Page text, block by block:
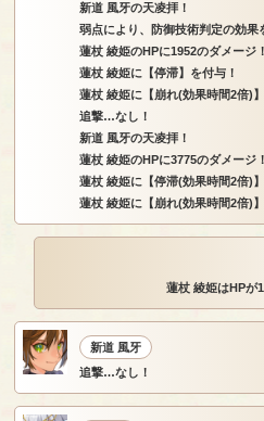
新道 風牙の天凌拝！
弱点により、防御技術判定の効果
蓮杖 綾姫のHPに1952のダメージ！
蓮杖 綾姫に【停滞】を付与！
蓮杖 綾姫に【崩れ(効果時間2倍)
追撃…なし！
新道 風牙の天凌拝！
蓮杖 綾姫のHPに3775のダメージ！
蓮杖 綾姫に【停滞(効果時間2倍)
蓮杖 綾姫に【崩れ(効果時間2倍)
蓮杖 綾姫はHPが
新道 風牙
追撃…なし！